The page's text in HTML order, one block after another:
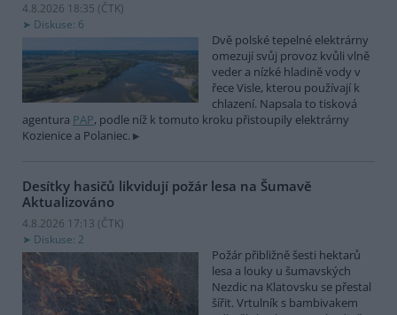
4.8.2026 18:35 (ČTK)
Diskuse: 6
Dvě polské tepelné elektrárny
omezují svůj provoz kvůli vlně
veder a nízké hladině vody v
řece Visle, kterou používají k
chlazení. Napsala to tisková
agentura PAP, podle níž k tomuto kroku přistoupily elektrárny
Kozienice a Polaniec.
Desítky hasičů likvidují požár lesa na Šumavě
Aktualizováno
4.8.2026 17:13 (ČTK)
Diskuse: 2
Požár přibližně šesti hektarů
lesa a louky u šumavských
Nezdic na Klatovsku se přestal
šířit. Vrtulník s bambivakem